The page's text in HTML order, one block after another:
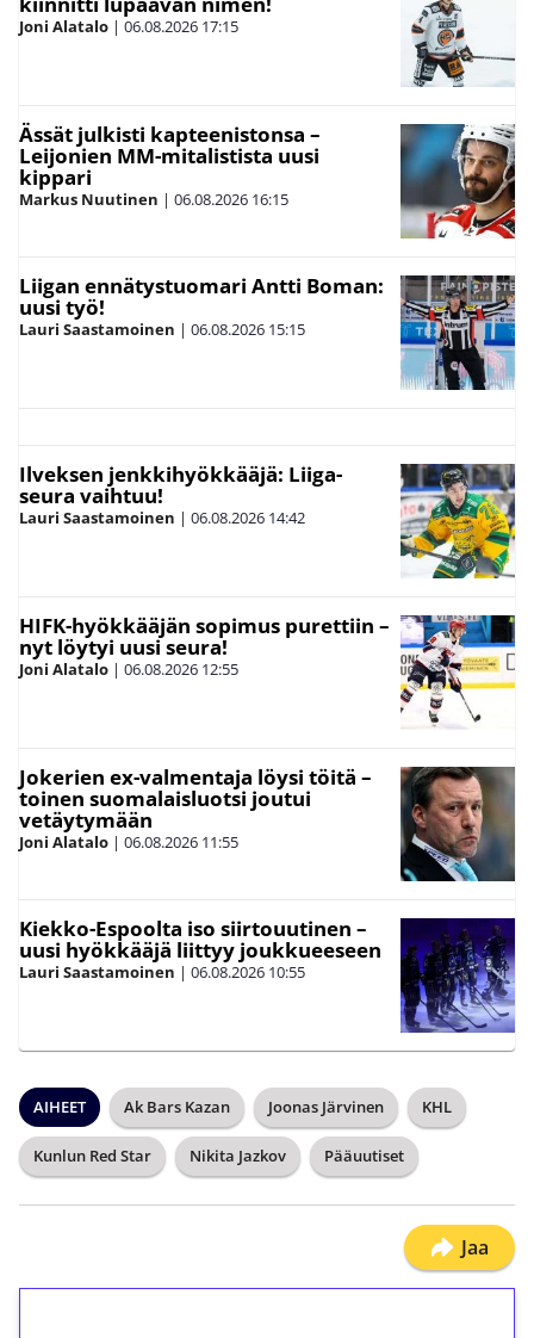
Joni Alatalo | 06.08.2026 17:15
Ässät julkisti kapteenistonsa –
Leijonien MM-mitalistista uusi
kippari
Markus Nuutinen | 06.08.2026 16:15
Liigan ennätystuomari Antti Boman:
uusi työ!
Lauri Saastamoinen | 06.08.2026 15:15
Ilveksen jenkkihyökkääjä: Liiga-
seura vaihtuu!
Lauri Saastamoinen | 06.08.2026 14:42
HIFK-hyökkääjän sopimus purettiin –
nyt löytyi uusi seura!
Joni Alatalo | 06.08.2026 12:55
Jokerien ex-valmentaja löysi töitä –
toinen suomalaisluotsi joutui
vetäytymään
Joni Alatalo | 06.08.2026 11:55
Kiekko-Espoolta iso siirtouutinen –
uusi hyökkääjä liittyy joukkueeseen
Lauri Saastamoinen | 06.08.2026 10:55
AIHEET Ak Bars Kazan Joonas Järvinen KHL
Kunlun Red Star Nikita Jazkov Pääuutiset
Jaa